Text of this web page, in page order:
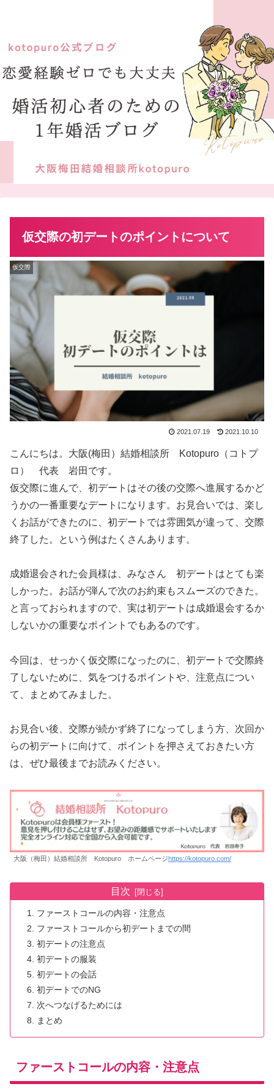
大阪梅田結婚相談所kotopuro公式ブログ
仮交際の初デートのポイントについて
仮交際
2021.07.19 2021.10.10
こんにちは。大阪(梅田）結婚相談所 Kotopuro（コトプ
ロ） 代表 岩田です。
仮交際に進んで、初デートはその後の交際へ進展するかど
うかの一番重要なデートになります。お見合いでは、楽し
くお話ができたのに、初デートでは雰囲気が違って、交際
終了した。という例はたくさんあります。
成婚退会された会員様は、みなさん 初デートはとても楽
しかった。お話が弾んで次のお約束もスムーズのできた。
と言っておられますので、実は初デートは成婚退会するか
しないかの重要なポイントでもあるのです。
今回は、せっかく仮交際になったのに、初デートで交際終
了しないために、気をつけるポイントや、注意点につい
て、まとめてみました。
お見合い後、交際が続かず終了になってしまう方、次回か
らの初デートに向けて、ポイントを押さえておきたい方
は、ぜひ最後までお読みください。
大阪（梅田）結婚相談所 Kotopuro ホームページhttps://kotopuro.com/
目次
ファーストコールの内容・注意点
ファーストコールから初デートまでの間
初デートの注意点
初デートの服装
初デートの会話
初デートでのNG
次へつなげるためには
まとめ
ファーストコールの内容・注意点